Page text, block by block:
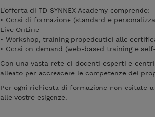
L'offerta di TD SYNNEX Academy comprende:
• Corsi di formazione (standard e
Live OnLine
• Workshop, training propedeutici alle
• Corsi on demand (web-based training e
Con una vasta rete di docenti esperti e
alleato per accrescere le competenze dei
Per ogni richiesta di formazione non esitate
alle vostre esigenze.